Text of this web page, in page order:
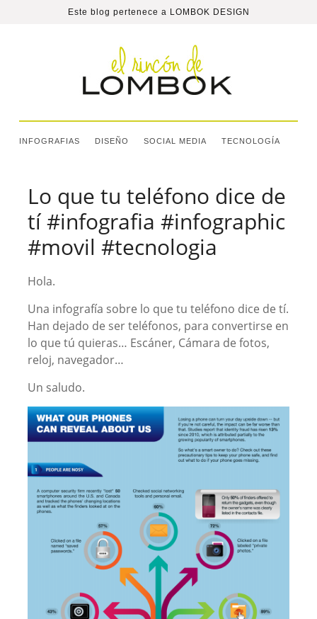
Este blog pertenece a LOMBOK DESIGN
INFOGRAFIAS DISEÑO SOCIAL MEDIA TECNOLOGÍA
Lo que tu teléfono dice de
tí #infografia #infographic
#movil #tecnologia
Hola.
Una infografía sobre lo que tu teléfono dice de tí.
Han dejado de ser teléfonos, para convertirse en
lo que tú quieras… Escáner, Cámara de fotos,
reloj, navegador…
Un saludo.